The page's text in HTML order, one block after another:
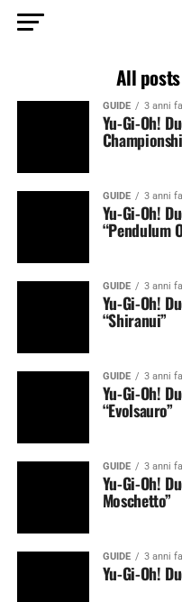
All
GUIDE 3 anni fa
Yu-Gi-Oh!
GUIDE 3 anni fa
Yu-Gi-Oh!
“Pendulum
GUIDE 3 anni fa
Yu-Gi-Oh!
“Shiranui”
GUIDE 3 anni fa
Yu-Gi-Oh!
“Evolsauro”
GUIDE 3 anni fa
Yu-Gi-Oh!
Moschetto”
GUIDE 3 anni fa
Yu-Gi-Oh!